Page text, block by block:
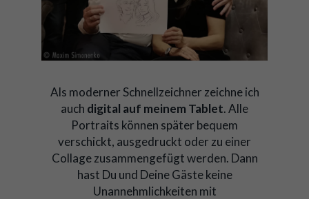
Als moderner Schnellzeichner zeichne ich
auch digital auf meinem Tablet. Alle
Portraits können später bequem
verschickt, ausgedruckt oder zu einer
Collage zusammengefügt werden. Dann
hast Du und Deine Gäste keine
Unannehmlichkeiten mit